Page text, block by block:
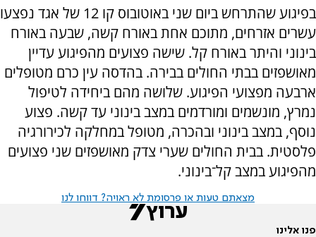
בפיגוע שהתרחש ביום שני באוטובוס קו 12 של אגד נפצעו
עשרים אזרחים, מתוכם אחת באורח קשה, שבעה באורח
בינוני והיתר באורח קל. שישה פצועים מהפיגוע עדיין
מאושפזים בבתי החולים בבירה. בהדסה עין כרם מטופלים
ארבעה מפצועי הפיגוע. שלושה מהם ביחידה לטיפול
נמרץ, מונשמים ומורדמים במצב בינוני עד קשה. פצוע
נוסף, במצב בינוני ובהכרה, מטופל במחלקה לכירורגיה
פלסטית. בבית החולים שערי צדק מאושפזים שני פצועים
מהפיגוע במצב קל־בינוני.
מצאתם טעות או פרסומת לא ראויה? דווחו לנו
פנו אלינו